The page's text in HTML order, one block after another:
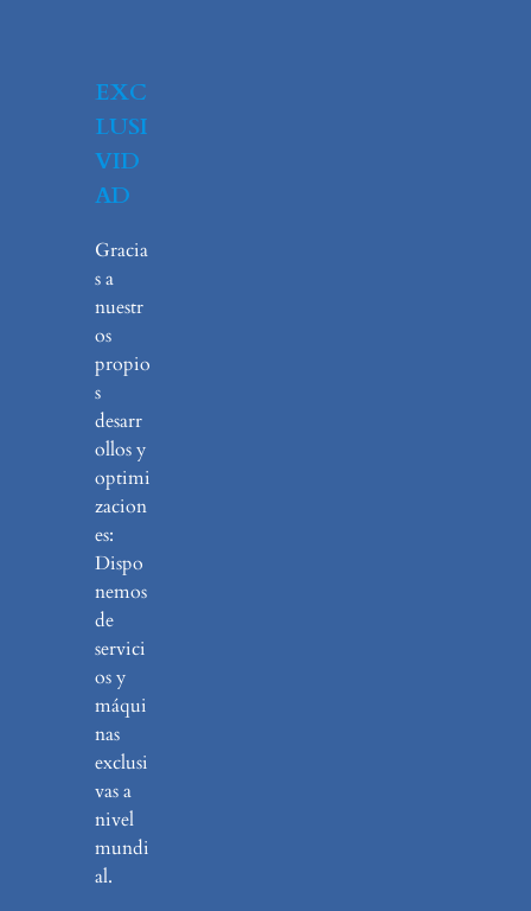
EXC
LUSI
VID
AD
Gracia
s a
nuestr
os
propio
s
desarr
ollos y
optimi
zacion
es:
Dispo
nemos
de
servici
os y
máqui
nas
exclusi
vas a
nivel
mundi
al.